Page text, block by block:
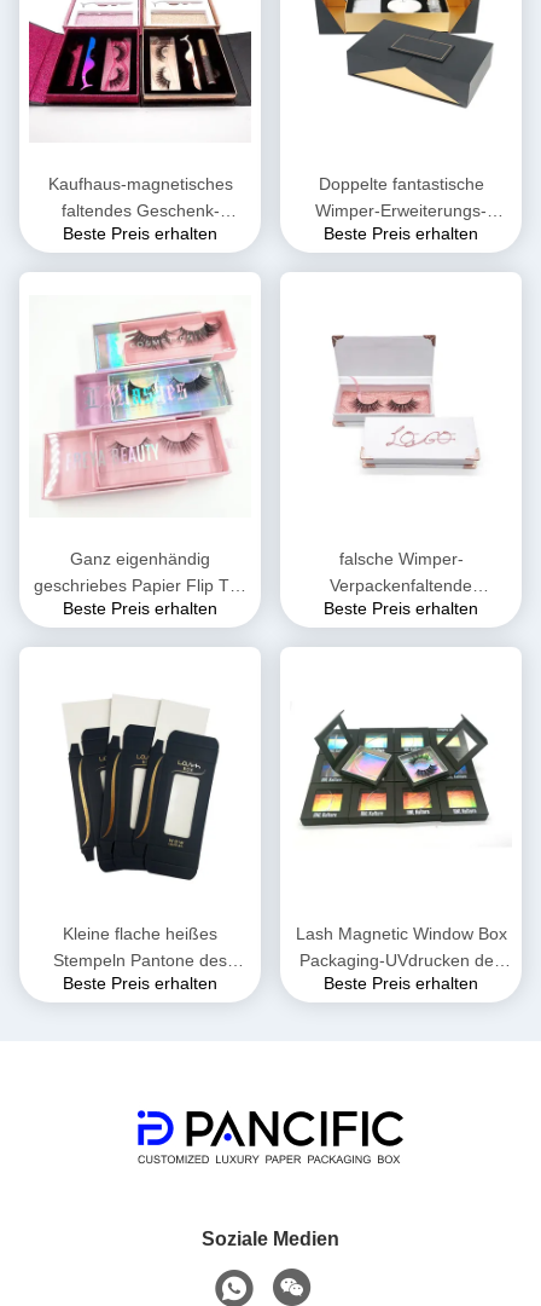
Kaufhaus-magnetisches
faltendes Geschenk-
Wimper-magnetisches
Beste Preis erhalten
Doppelte fantastische
Wimper-Erweiterungs-
Verpackenfaltende
Beste Preis erhalten
Ganz eigenhändig
geschriebes Papier Flip Top
Eyelash Magnetic Box mit
Beste Preis erhalten
falsche Wimper-
Verpackenfaltende
magnetische Geschenkbox
Beste Preis erhalten
Kleine flache heißes
Stempeln Pantone des
Geschenk-Wimper-
Beste Preis erhalten
Lash Magnetic Window Box
Packaging-UVdrucken des
Augen-600gsm
Beste Preis erhalten
Soziale Medien